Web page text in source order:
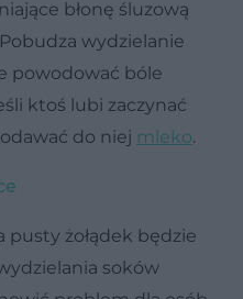
błonę śluzową
wydzielanie
powodować bóle
ktoś lubi zaczynać
do niej mleko.
pusty żołądek będzie
soków